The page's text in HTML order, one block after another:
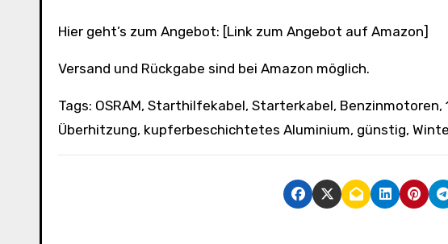
Hier geht’s zum Angebot: [Link zum Angebot auf Amazon]
Versand und Rückgabe sind bei Amazon möglich.
Tags: OSRAM, Starthilfekabel, Starterkabel,
Überhitzung, kupferbeschichtetes Aluminium, günstig,